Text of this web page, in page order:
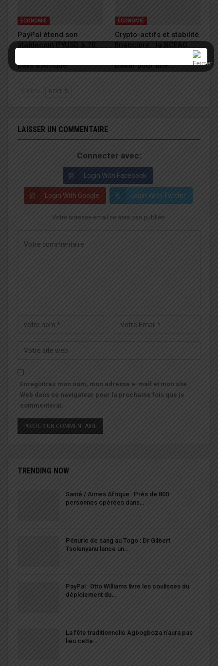
ÉCONOMIE
PayPal étend son
stablecoin PYUSD à 70
pays d’Afrique
ÉCONOMIE
Crypto-actifs et stabilité
financière : la BCEAO
Dakar pour une…
NEXT
LAISSER UN COMMENTAIRE
Connecter avec:
Login With Facebook
Login With Google Login With Twitter
Votre adresse email ne sera pas publiée.
Enregistrez mon nom, mon adresse e-mail et mon site
Web dans ce navigateur pour la prochaine fois que je
commenterai.
TRENDING NOW
Santé / Aimes Afrique : Près de 800
personnes opérées dans…
Pénurie de sang au Togo : Dr Gilbert
Tsolenyanu lance un…
PayPal : Otto Williams livre les coulisses du
déploiement du…
La fête traditionnelle Agbogboza n’aura pas
lieu cette…